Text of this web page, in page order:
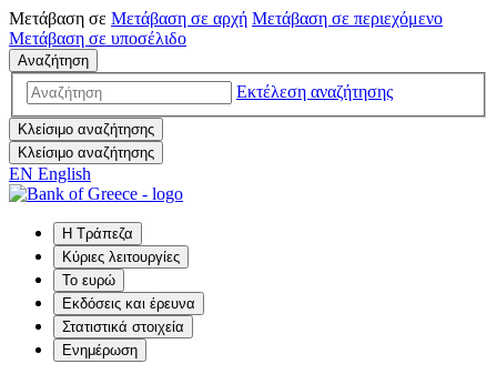
Μετάβαση σε Μετάβαση σε αρχή Μετάβαση σε περιεχόμενο
Μετάβαση σε υποσέλιδο
Αναζήτηση
Εκτέλεση αναζήτησης
Κλείσιμο αναζήτησης
Κλείσιμο αναζήτησης
EN English
Η Τράπεζα
Κύριες λειτουργίες
Το ευρώ
Εκδόσεις και έρευνα
Στατιστικά στοιχεία
Ενημέρωση